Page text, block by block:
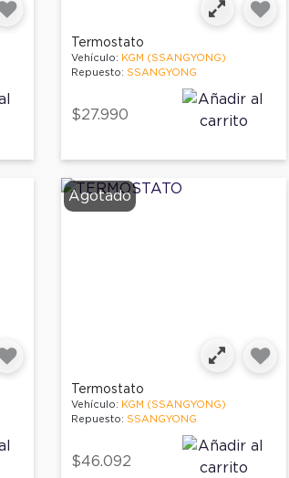
Termostato
Vehículo: KGM (SSANGYONG)
Repuesto: SSANGYONG
$27.990
Agotado
Termostato
Vehículo: KGM (SSANGYONG)
Repuesto: SSANGYONG
$46.092